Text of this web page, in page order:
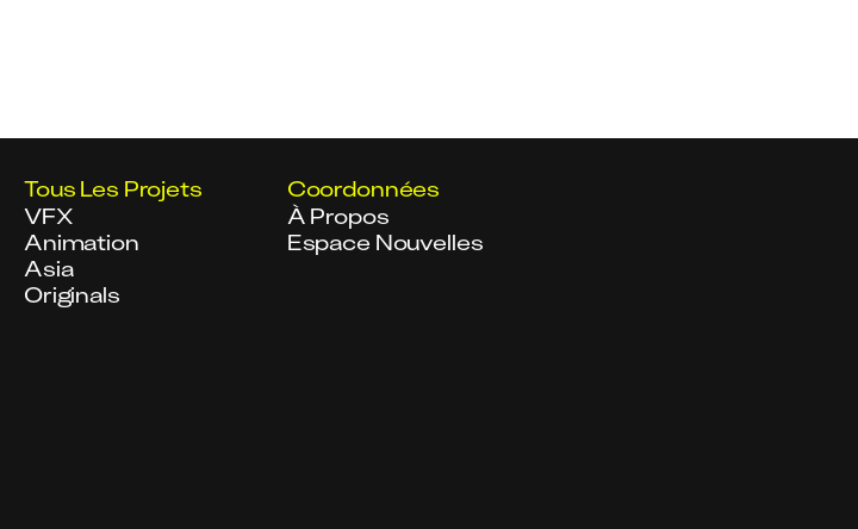
Tous Les Projets
VFX
Animation
Asia
Originals
Coordonnées
À Propos
Espace Nouvelles